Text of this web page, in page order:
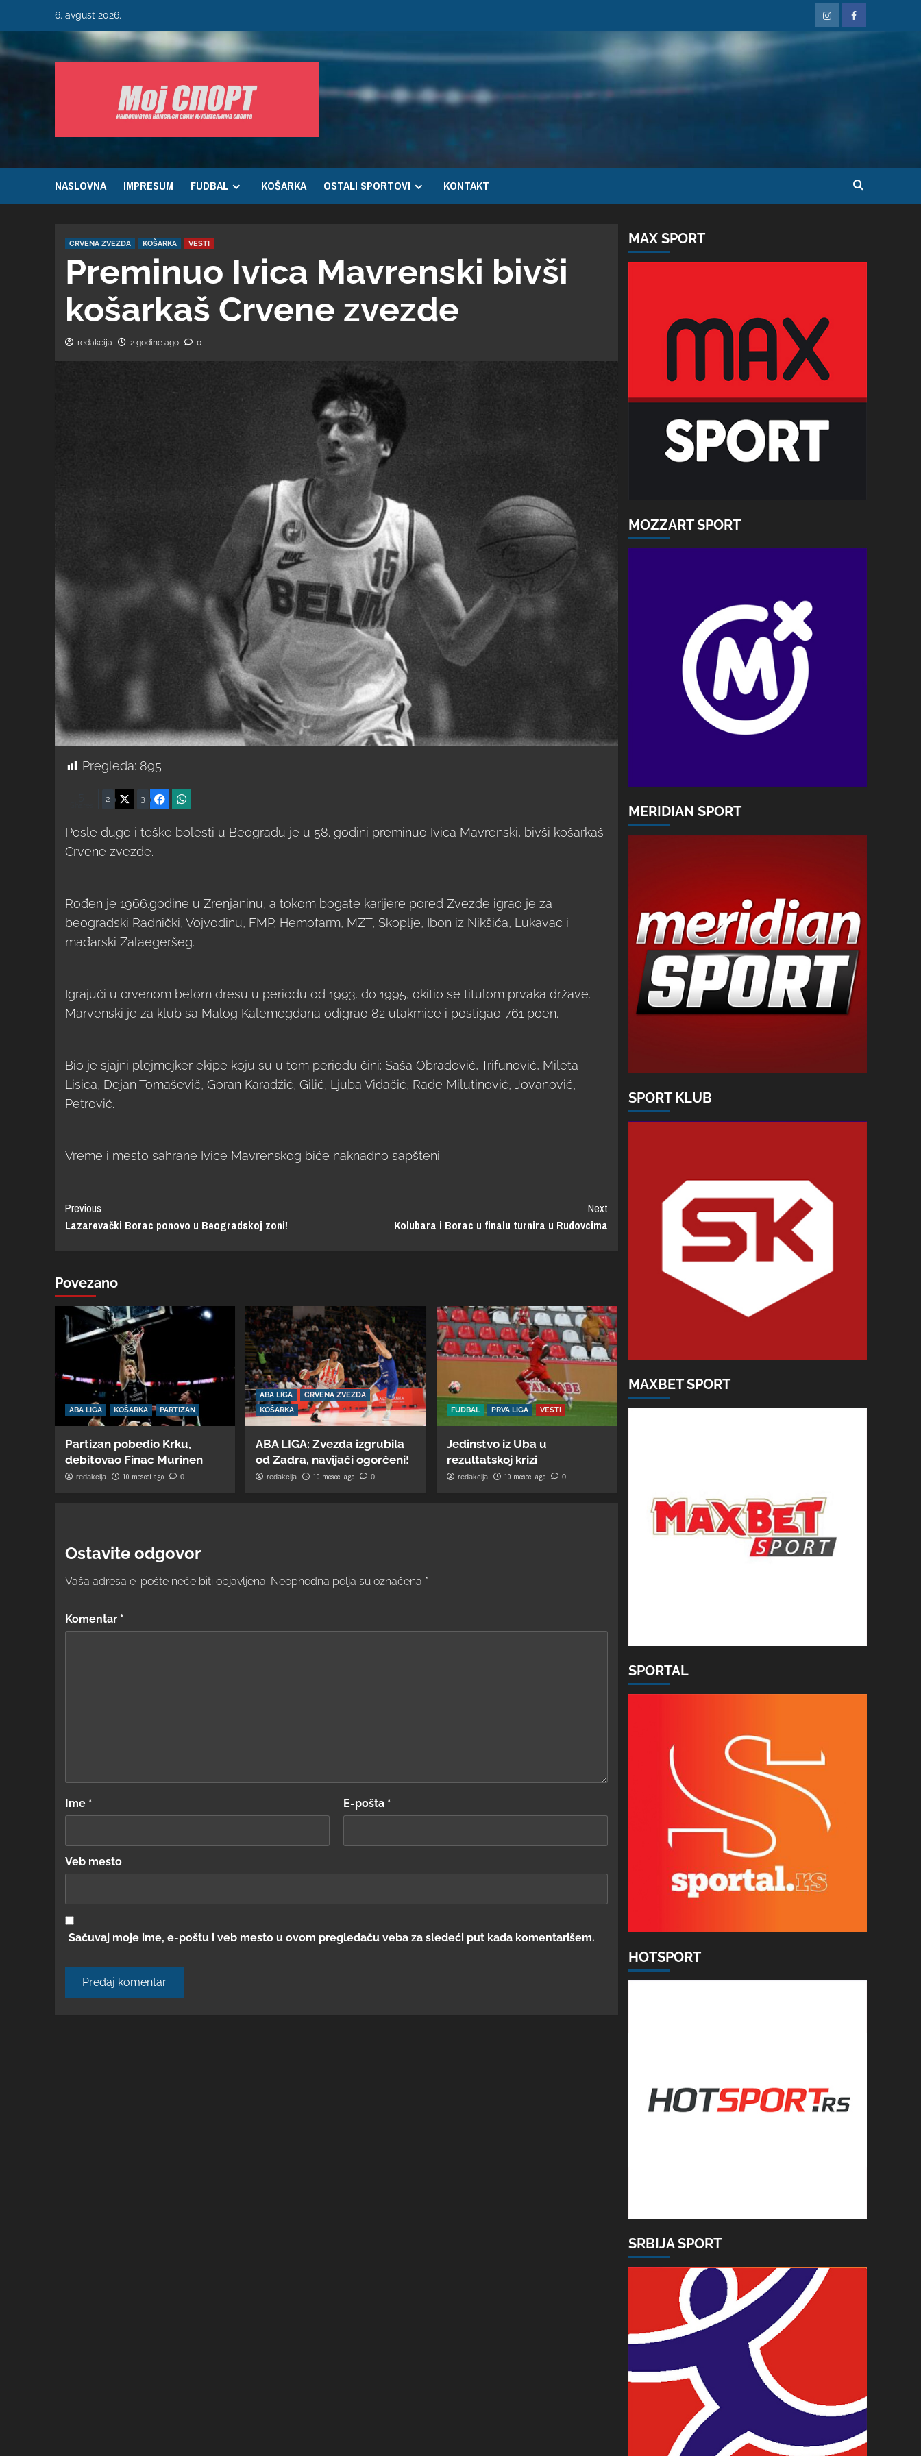
6. avgust 2026.
NASLOVNA IMPRESUM FUDBAL KOŠARKA OSTALI SPORTOVI KONTAKT
CRVENA ZVEZDA KOŠARKA VESTI
Preminuo Ivica Mavrenski bivši
košarkaš Crvene zvezde
redakcija 2 godine ago 0
Pregleda: 895
2 3 Facebook
Posle duge i teške bolesti u Beogradu je u 58. godini preminuo Ivica Mavrenski, bivši košarkaš
Crvene zvezde.
Rođen je 1966.godine u Zrenjaninu, a tokom bogate karijere pored Zvezde igrao je za
beogradski Radnički, Vojvodinu, FMP, Hemofarm, MZT, Skoplje, Ibon iz Nikšića, Lukavac i
mađarski Zalaegeršeg.
Igrajući u crvenom belom dresu u periodu od 1993. do 1995, okitio se titulom prvaka države.
Marvenski je za klub sa Malog Kalemegdana odigrao 82 utakmice i postigao 761 poen.
Bio je sjajni plejmejker ekipe koju su u tom periodu čini: Saša Obradović, Trifunović, Mileta
Lisica, Dejan Tomaševič, Goran Karadžić, Gilić, Ljuba Vidačić, Rade Milutinović, Jovanović,
Petrović.
Vreme i mesto sahrane Ivice Mavrenskog biće naknadno sapšteni.
Previous
Lazarevački Borac ponovo u Beogradskoj zoni!
Next
Kolubara i Borac u finalu turnira u Rudovcima
Povezano
ABA LIGA KOŠARKA PARTIZAN
Partizan pobedio Krku,
debitovao Finac Murinen
redakcija 10 meseci ago 0
ABA LIGA
CRVENA ZVEZDA
KOŠARKA
ABA LIGA: Zvezda izgrubila
od Zadra, navijači ogorčeni!
redakcija 10 meseci ago 0
FUDBAL PRVA LIGA VESTI
Jedinstvo iz Uba u
rezultatskoj krizi
redakcija 10 meseci ago 0
Ostavite odgovor
Vaša adresa e-pošte neće biti objavljena. Neophodna polja su označena *
Komentar *
Ime * E-pošta *
Veb mesto
Sačuvaj moje ime, e-poštu i veb mesto u ovom pregledaču veba za sledeći put kada komentarišem.
MAX SPORT
MOZZART SPORT
MERIDIAN SPORT
SPORT KLUB
MAXBET SPORT
SPORTAL
HOTSPORT
SRBIJA SPORT